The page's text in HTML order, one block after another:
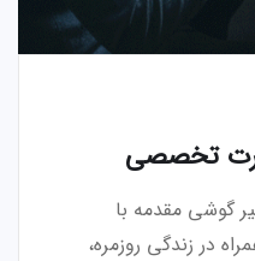
تخصصی
گوشی مقدمه با
در زندگی روزمره،